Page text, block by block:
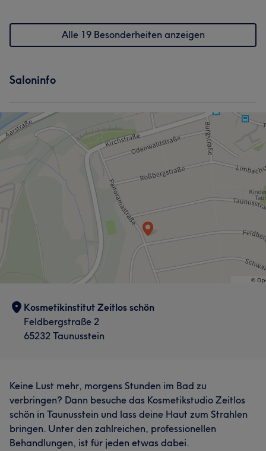
Professionell 27 Kompetent 25 Herzlich 14
Freundlich 13
Alle 19 Besonderheiten anzeigen
Saloninfo
Kosmetikinstitut Zeitlos schön
Feldbergstraße 2
65232 Taunusstein
Keine Lust mehr, morgens Stunden im Bad zu
verbringen? Dann besuche das Kosmetikstudio Zeitlos
schön in Taunusstein und lass deine Haut zum Strahlen
bringen. Unter den zahlreichen, professionellen
Behandlungen, ist für jeden etwas dabei.